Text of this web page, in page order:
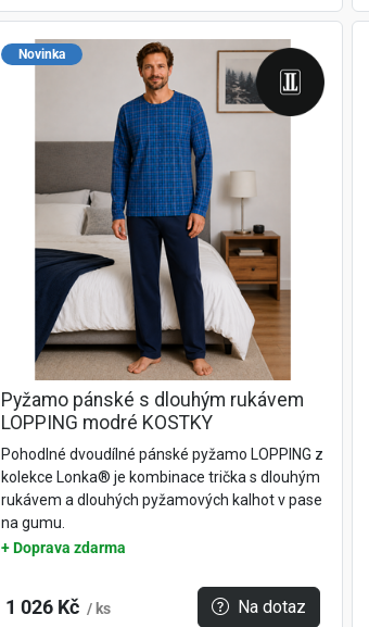
Novinka
Pyžamo pánské s dlouhým rukávem
LOPPING modré KOSTKY
Pohodlné dvoudílné pánské pyžamo LOPPING z
kolekce Lonka® je kombinace trička s dlouhým
rukávem a dlouhých pyžamových kalhot v pase
na gumu.
+ Doprava zdarma
1 026 Kč / ks Na dotaz